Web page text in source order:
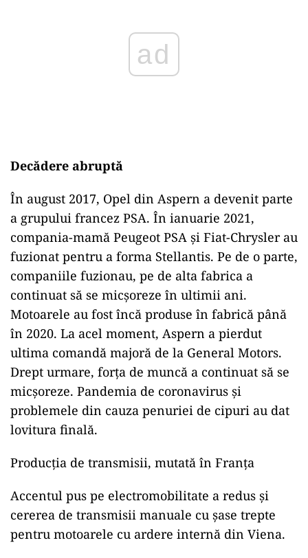
Decădere abruptă
În august 2017, Opel din Aspern a devenit parte
a grupului francez PSA. În ianuarie 2021,
compania-mamă Peugeot PSA și Fiat-Chrysler au
fuzionat pentru a forma Stellantis. Pe de o parte,
companiile fuzionau, pe de alta fabrica a
continuat să se micșoreze în ultimii ani.
Motoarele au fost încă produse în fabrică până
în 2020. La acel moment, Aspern a pierdut
ultima comandă majoră de la General Motors.
Drept urmare, forța de muncă a continuat să se
micșoreze. Pandemia de coronavirus și
problemele din cauza penuriei de cipuri au dat
lovitura finală.
Producția de transmisii, mutată în Franța
Accentul pus pe electromobilitate a redus și
cererea de transmisii manuale cu șase trepte
pentru motoarele cu ardere internă din Viena.